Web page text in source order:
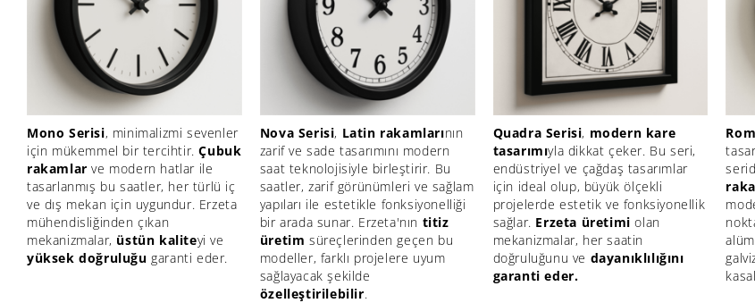
Mono Serisi, minimalizmi sevenler
için mükemmel bir tercihtir.Çubuk
rakamlar ve modern hatlar ile
tasarlanmış bu saatler, her türlü iç
ve dış mekan için uygundur. Erzeta
mühendisliğinden çıkan
mekanizmalar, üstün kaliteyi ve
yüksek doğruluğu garanti eder.
Nova Serisi, Latin rakamlarının
zarif ve sade tasarımını modern
saat teknolojisiyle birleştirir. Bu
saatler, zarif görünümleri ve sağlam
yapıları ile estetikle fonksiyonelliği
bir arada sunar. Erzeta'nın titiz
üretim süreçlerinden geçen bu
modeller, farklı projelere uyum
sağlayacak şekilde
özelleştirilebilir.
Quadra Serisi, modern kare
tasarımıyla dikkat çeker. Bu seri,
endüstriyel ve çağdaş tasarımlar
için ideal olup, büyük ölçekli
projelerde estetik ve fonksiyonellik
sağlar. Erzeta üretimi olan
mekanizmalar, her saatin
doğruluğunu ve dayanıklılığını
garanti eder.